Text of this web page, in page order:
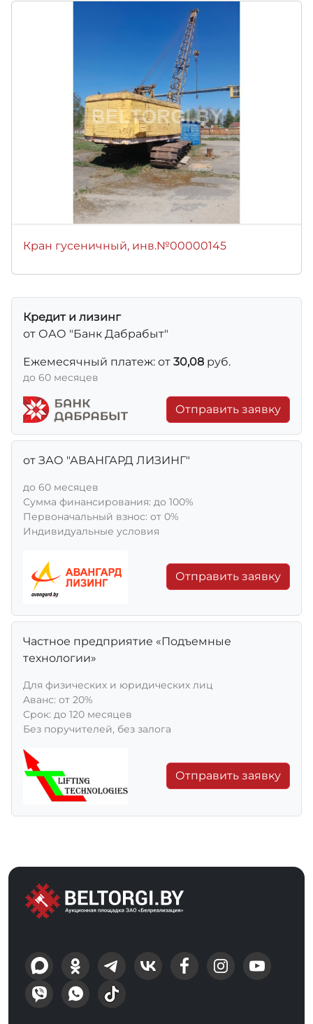
Кран гусеничный, инв.№00000145
Кредит и лизинг
от ОАО "Банк Дабрабыт"
Ежемесячный платеж: от 30,08 руб.
до 60 месяцев
Отправить заявку
от ЗАО "АВАНГАРД ЛИЗИНГ"
до 60 месяцев
Сумма финансирования: до 100%
Первоначальный взнос: от 0%
Индивидуальные условия
Отправить заявку
Частное предприятие «Подъемные
технологии»
Для физических и юридических лиц
Aванс: от 20%
Срок: до 120 месяцев
Без поручителей, без залога
Отправить заявку